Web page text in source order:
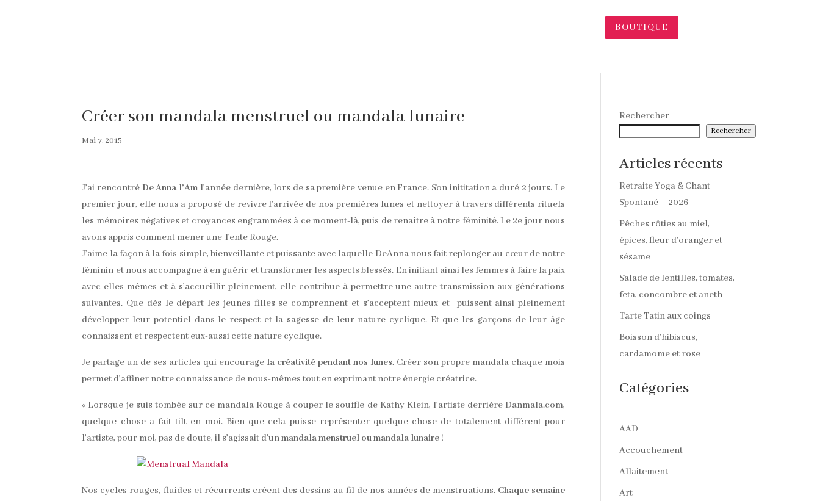
BOUTIQUE
Créer son mandala menstruel ou mandala lunaire
Mai 7, 2015
J’ai rencontré De Anna l’Am l’année dernière, lors de sa première venue en France. Son inititation a duré 2 jours. Le
premier jour, elle nous a proposé de revivre l’arrivée de nos premières lunes et nettoyer à travers différents rituels
les mémoires négatives et croyances engrammées à ce moment-là, puis de renaître à notre féminité. Le 2e jour nous
avons appris comment mener une Tente Rouge.
J’aime la façon à la fois simple, bienveillante et puissante avec laquelle DeAnna nous fait replonger au cœur de notre
féminin et nous accompagne à en guérir et transformer les aspects blessés. En initiant ainsi les femmes à faire la paix
avec elles-mêmes et à s’accueillir pleinement, elle contribue à permettre une autre transmission aux générations
suivantes. Que dès le départ les jeunes filles se comprennent et s’acceptent mieux et puissent ainsi pleinement
développer leur potentiel dans le respect et la sagesse de leur nature cyclique. Et que les garçons de leur âge
connaissent et respectent eux-aussi cette nature cyclique.
Je partage un de ses articles qui encourage la créativité pendant nos lunes. Créer son propre mandala chaque mois
permet d’affiner notre connaissance de nous-mêmes tout en exprimant notre énergie créatrice.
« Lorsque je suis tombée sur ce mandala Rouge à couper le souffle de Kathy Klein, l’artiste derrière Danmala.com,
quelque chose a fait tilt en moi. Bien que cela puisse représenter quelque chose de totalement différent pour
l’artiste, pour moi, pas de doute, il s’agissait d’unmandala menstruel ou mandala lunaire !
Nos cycles rouges, fluides et récurrents créent des dessins au fil de nos années de menstruations. Chaque semaine
Rechercher
Rechercher
Articles récents
Retraite Yoga & Chant
Spontané – 2026
Pêches rôties au miel,
épices, fleur d’oranger et
sésame
Salade de lentilles, tomates,
feta, concombre et aneth
Tarte Tatin aux coings
Boisson d’hibiscus,
cardamome et rose
Catégories
AAD
Accouchement
Allaitement
Art